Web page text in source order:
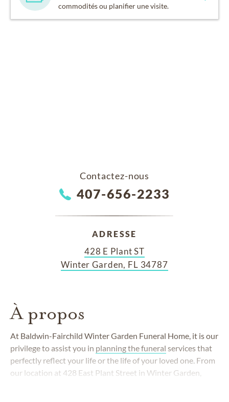
commodités ou planifier une visite.
Contactez-nous
407-656-2233
ADRESSE
428 E Plant ST
Winter Garden, FL 34787
À propos
At Baldwin-Fairchild Winter Garden Funeral Home, it is our
privilege to assist you in planning the funeral services that
perfectly reflect your life or the life of your loved one. From
our location at 428 East Plant Street in Winter Garden,